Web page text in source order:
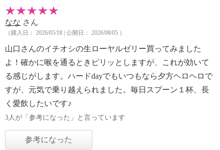
なな さん
（購入日： 2026/05/18 | 公開日： 2026/08/05 ）
山口さんのイチオシの生ローヤルゼリー買ってみました
よ！確かに喉を通るときピリッとしますが、これが効いて
る感じがします。ハードdayでもいつもなら夕方ヘロヘロで
すが、元気で乗り越えられました。毎日スプーン１杯、長
く愛飲したいです♪
3人が「参考になった」と言っています
参考になった